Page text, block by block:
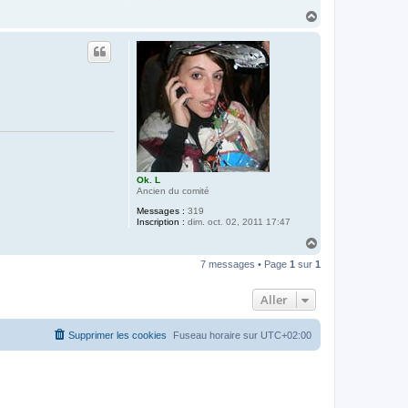
Ok. L
Ancien du comité
Messages : 319
Inscription : dim. oct. 02, 2011 17:47
u
7 messages • Page 1 sur 1
Aller
Fuseau horaire sur UTC+02:00
Supprimer les cookies